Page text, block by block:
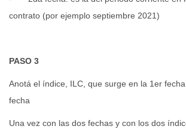
contrato (por ejemplo septiembre 2021)
PASO 3
Anotá el índice, ILC, que surge en la 1er
fecha
Una vez con las dos fechas y con los dos